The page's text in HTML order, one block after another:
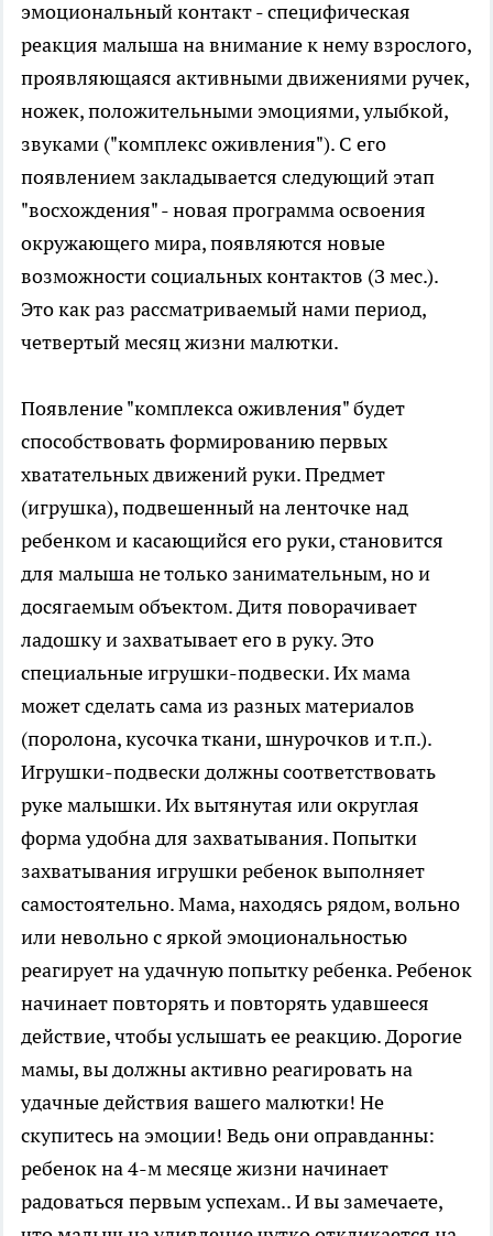
эмоциональный контакт - специфическая
реакция малыша на внимание к нему взрослого,
проявляющаяся активными движениями ручек,
ножек, положительными эмоциями, улыбкой,
звуками ("комплекс оживления"). С его
появлением закладывается следующий этап
"восхождения" - новая программа освоения
окружающего мира, появляются новые
возможности социальных контактов (З мес.).
Это как раз рассматриваемый нами период,
четвертый месяц жизни малютки.
Появление "комплекса оживления" будет
способствовать формированию первых
хватательных движений руки. Предмет
(игрушка), подвешенный на ленточке над
ребенком и касающийся его руки, становится
для малыша не только занимательным, но и
досягаемым объектом. Дитя поворачивает
ладошку и захватывает его в руку. Это
специальные игрушки-подвески. Их мама
может сделать сама из разных материалов
(поролона, кусочка ткани, шнурочков и т.п.).
Игрушки-подвески должны соответствовать
руке малышки. Их вытянутая или округлая
форма удобна для захватывания. Попытки
захватывания игрушки ребенок выполняет
самостоятельно. Мама, находясь рядом, вольно
или невольно с яркой эмоциональностью
реагирует на удачную попытку ребенка. Ребенок
начинает повторять и повторять удавшееся
действие, чтобы услышать ее реакцию. Дорогие
мамы, вы должны активно реагировать на
удачные действия вашего малютки! Не
скупитесь на эмоции! Ведь они оправданны:
ребенок на 4-м месяце жизни начинает
радоваться первым успехам.. И вы замечаете,